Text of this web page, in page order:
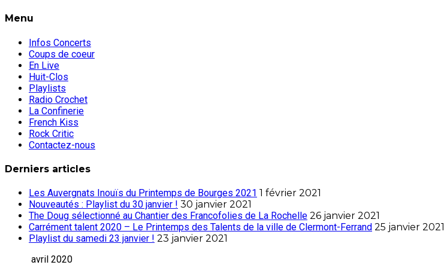
Menu
Infos Concerts
Coups de coeur
En Live
Huit-Clos
Playlists
Radio Crochet
La Confinerie
French Kiss
Rock Critic
Contactez-nous
Derniers articles
Les Auvergnats Inouïs du Printemps de Bourges 2021 1 février 2021
Nouveautés : Playlist du 30 janvier ! 30 janvier 2021
The Doug sélectionné au Chantier des Francofolies de La Rochelle 26 janvier 2021
Carrément talent 2020 – Le Printemps des Talents de la ville de Clermont-Ferrand 25 janvier 2021
Playlist du samedi 23 janvier ! 23 janvier 2021
avril 2020